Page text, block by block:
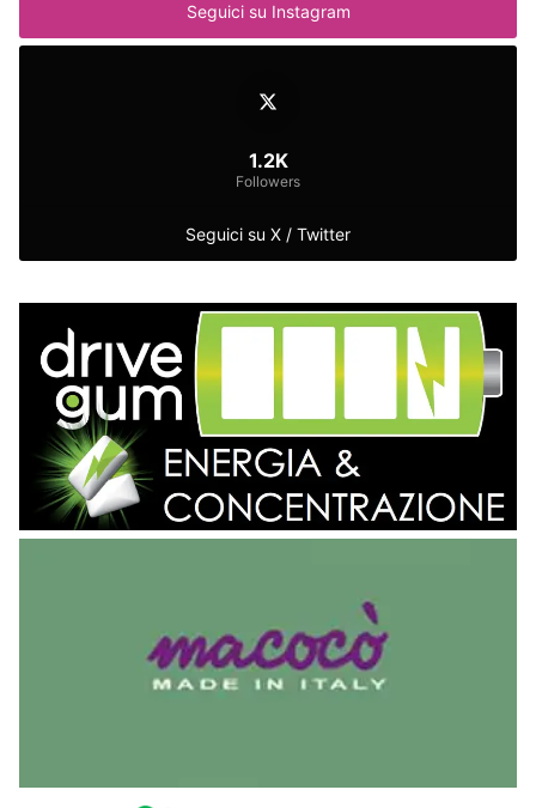
Seguici su Instagram
Seguici su X / Twitter
1.2K
Followers